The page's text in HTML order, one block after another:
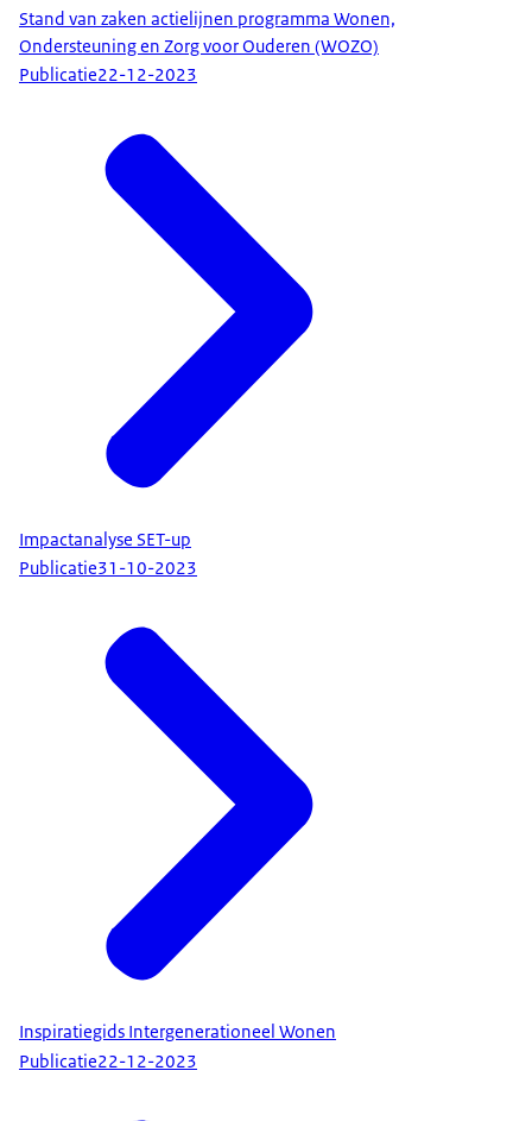
Stand van zaken actielijnen programma Wonen,
Ondersteuning en Zorg voor Ouderen (WOZO)
Publicatie22-12-2023
Impactanalyse SET-up
Publicatie31-10-2023
Inspiratiegids Intergenerationeel Wonen
Publicatie22-12-2023